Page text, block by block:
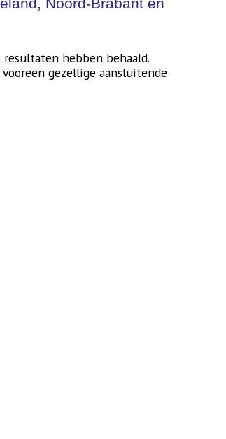
Noord-Brabant en
hebben behaald.
gezellige aansluitende